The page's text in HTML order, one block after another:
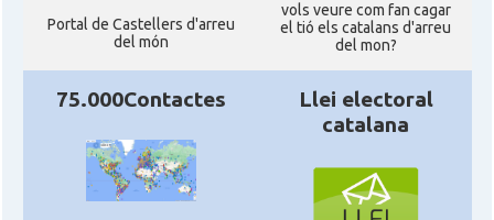
Portal de Castellers d'arreu
del món
vols veure com fan cagar
el tió els catalans d'arreu
del mon?
75.000Contactes
Llei electoral
catalana